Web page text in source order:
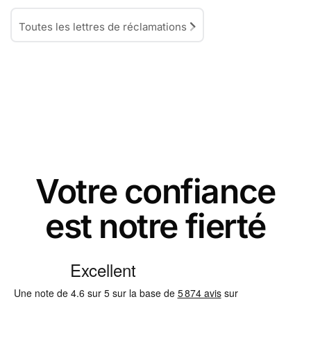
Toutes les lettres de réclamations
Votre confiance
est notre fierté